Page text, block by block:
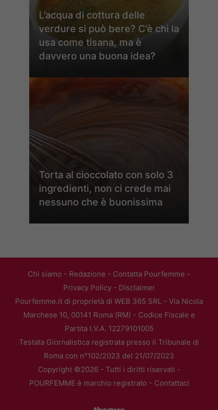
L’acqua di cottura delle
verdure si può bere? C’è chi la
usa come tisana, ma è
davvero una buona idea?
Torta al cioccolato con solo 3
ingredienti, non ci crede mai
nessuno che è buonissima
Chi siamo - Redazione - Contatta Pourfemme -
Privacy Policy- Disclaimer
Pourfemme.it di proprietà di WEB 365 SRL - Via Nicola
Marchese 10, 00141 Roma (RM) - Codice Fiscale e
Partita I.V.A. 12279101005
Testata Giornalistica registrata presso il Tribunale di
Roma con n°102/2023 del 21/07/2023
Copyright ©2026 - Tutti i diritti riservati -
POURFEMME è marchio registrato - Contattaci